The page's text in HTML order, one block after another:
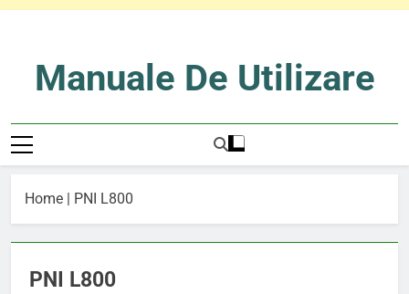
contentManuale De Utilizare
Home | PNI L800
PNI L800